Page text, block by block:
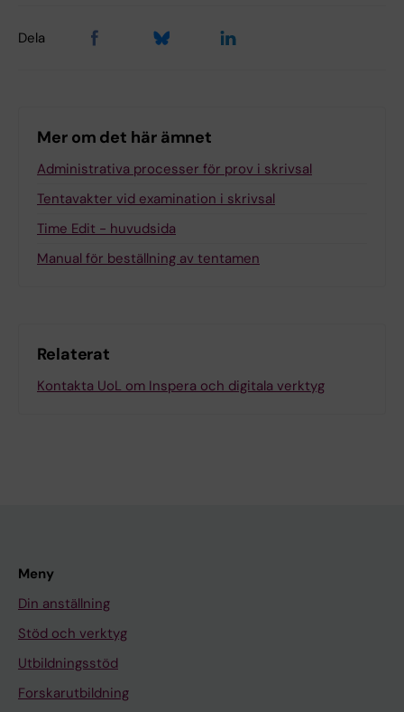
Dela
Mer om det här ämnet
Administrativa processer för prov i skrivsal
Tentavakter vid examination i skrivsal
Time Edit - huvudsida
Manual för beställning av tentamen
Relaterat
Kontakta UoL om Inspera och digitala verktyg
Meny
Din anställning
Stöd och verktyg
Utbildningsstöd
Forskarutbildning